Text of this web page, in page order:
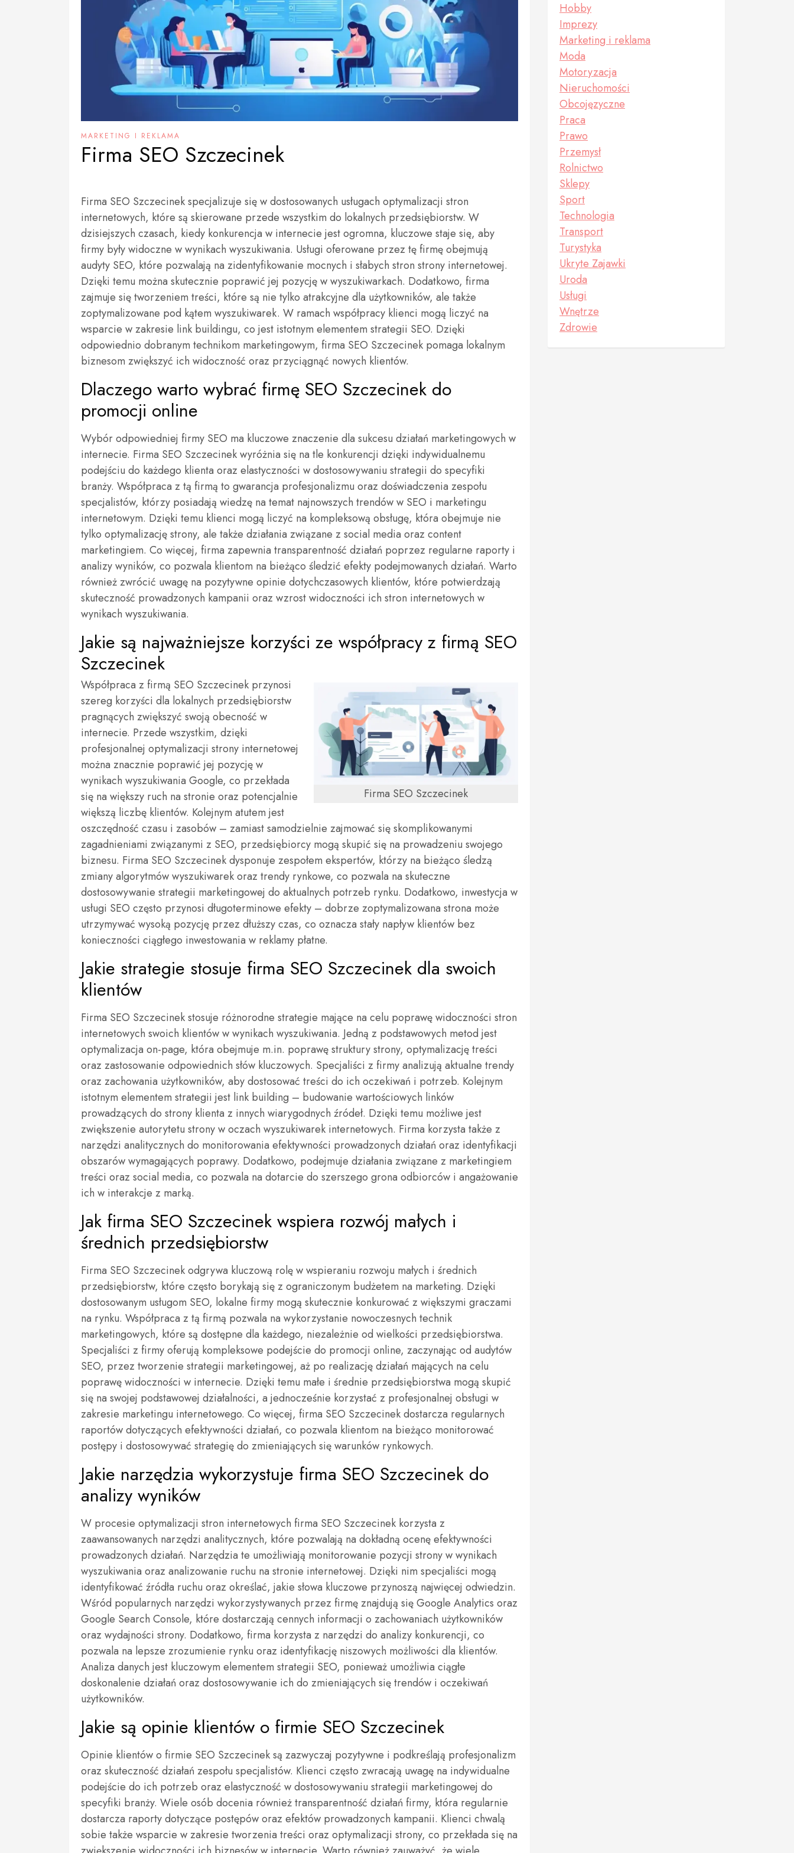
MARKETING I REKLAMA
Firma SEO Szczecinek
Firma SEO Szczecinek specjalizuje się w dostosowanych usługach optymalizacji stron
internetowych, które są skierowane przede wszystkim do lokalnych przedsiębiorstw. W
dzisiejszych czasach, kiedy konkurencja w internecie jest ogromna, kluczowe staje się, aby
firmy były widoczne w wynikach wyszukiwania. Usługi oferowane przez tę firmę obejmują
audyty SEO, które pozwalają na zidentyfikowanie mocnych i słabych stron strony internetowej.
Dzięki temu można skutecznie poprawić jej pozycję w wyszukiwarkach. Dodatkowo, firma
zajmuje się tworzeniem treści, które są nie tylko atrakcyjne dla użytkowników, ale także
zoptymalizowane pod kątem wyszukiwarek. W ramach współpracy klienci mogą liczyć na
wsparcie w zakresie link buildingu, co jest istotnym elementem strategii SEO. Dzięki
odpowiednio dobranym technikom marketingowym, firma SEO Szczecinek pomaga lokalnym
biznesom zwiększyć ich widoczność oraz przyciągnąć nowych klientów.
Dlaczego warto wybrać firmę SEO Szczecinek do
promocji online
Wybór odpowiedniej firmy SEO ma kluczowe znaczenie dla sukcesu działań marketingowych w
internecie. Firma SEO Szczecinek wyróżnia się na tle konkurencji dzięki indywidualnemu
podejściu do każdego klienta oraz elastyczności w dostosowywaniu strategii do specyfiki
branży. Współpraca z tą firmą to gwarancja profesjonalizmu oraz doświadczenia zespołu
specjalistów, którzy posiadają wiedzę na temat najnowszych trendów w SEO i marketingu
internetowym. Dzięki temu klienci mogą liczyć na kompleksową obsługę, która obejmuje nie
tylko optymalizację strony, ale także działania związane z social media oraz content
marketingiem. Co więcej, firma zapewnia transparentność działań poprzez regularne raporty i
analizy wyników, co pozwala klientom na bieżąco śledzić efekty podejmowanych działań. Warto
również zwrócić uwagę na pozytywne opinie dotychczasowych klientów, które potwierdzają
skuteczność prowadzonych kampanii oraz wzrost widoczności ich stron internetowych w
wynikach wyszukiwania.
Jakie są najważniejsze korzyści ze współpracy z firmą SEO
Szczecinek
Firma SEO Szczecinek
Współpraca z firmą SEO Szczecinek przynosi
szereg korzyści dla lokalnych przedsiębiorstw
pragnących zwiększyć swoją obecność w
internecie. Przede wszystkim, dzięki
profesjonalnej optymalizacji strony internetowej
można znacznie poprawić jej pozycję w
wynikach wyszukiwania Google, co przekłada
się na większy ruch na stronie oraz potencjalnie
większą liczbę klientów. Kolejnym atutem jest
oszczędność czasu i zasobów – zamiast samodzielnie zajmować się skomplikowanymi
zagadnieniami związanymi z SEO, przedsiębiorcy mogą skupić się na prowadzeniu swojego
biznesu. Firma SEO Szczecinek dysponuje zespołem ekspertów, którzy na bieżąco śledzą
zmiany algorytmów wyszukiwarek oraz trendy rynkowe, co pozwala na skuteczne
dostosowywanie strategii marketingowej do aktualnych potrzeb rynku. Dodatkowo, inwestycja w
usługi SEO często przynosi długoterminowe efekty – dobrze zoptymalizowana strona może
utrzymywać wysoką pozycję przez dłuższy czas, co oznacza stały napływ klientów bez
konieczności ciągłego inwestowania w reklamy płatne.
Jakie strategie stosuje firma SEO Szczecinek dla swoich
klientów
Firma SEO Szczecinek stosuje różnorodne strategie mające na celu poprawę widoczności stron
internetowych swoich klientów w wynikach wyszukiwania. Jedną z podstawowych metod jest
optymalizacja on-page, która obejmuje m.in. poprawę struktury strony, optymalizację treści
oraz zastosowanie odpowiednich słów kluczowych. Specjaliści z firmy analizują aktualne trendy
oraz zachowania użytkowników, aby dostosować treści do ich oczekiwań i potrzeb. Kolejnym
istotnym elementem strategii jest link building – budowanie wartościowych linków
prowadzących do strony klienta z innych wiarygodnych źródeł. Dzięki temu możliwe jest
zwiększenie autorytetu strony w oczach wyszukiwarek internetowych. Firma korzysta także z
narzędzi analitycznych do monitorowania efektywności prowadzonych działań oraz identyfikacji
obszarów wymagających poprawy. Dodatkowo, podejmuje działania związane z marketingiem
treści oraz social media, co pozwala na dotarcie do szerszego grona odbiorców i angażowanie
ich w interakcje z marką.
Jak firma SEO Szczecinek wspiera rozwój małych i
średnich przedsiębiorstw
Firma SEO Szczecinek odgrywa kluczową rolę w wspieraniu rozwoju małych i średnich
przedsiębiorstw, które często borykają się z ograniczonym budżetem na marketing. Dzięki
dostosowanym usługom SEO, lokalne firmy mogą skutecznie konkurować z większymi graczami
na rynku. Współpraca z tą firmą pozwala na wykorzystanie nowoczesnych technik
marketingowych, które są dostępne dla każdego, niezależnie od wielkości przedsiębiorstwa.
Specjaliści z firmy oferują kompleksowe podejście do promocji online, zaczynając od audytów
SEO, przez tworzenie strategii marketingowej, aż po realizację działań mających na celu
poprawę widoczności w internecie. Dzięki temu małe i średnie przedsiębiorstwa mogą skupić
się na swojej podstawowej działalności, a jednocześnie korzystać z profesjonalnej obsługi w
zakresie marketingu internetowego. Co więcej, firma SEO Szczecinek dostarcza regularnych
raportów dotyczących efektywności działań, co pozwala klientom na bieżąco monitorować
postępy i dostosowywać strategię do zmieniających się warunków rynkowych.
Jakie narzędzia wykorzystuje firma SEO Szczecinek do
analizy wyników
W procesie optymalizacji stron internetowych firma SEO Szczecinek korzysta z
zaawansowanych narzędzi analitycznych, które pozwalają na dokładną ocenę efektywności
prowadzonych działań. Narzędzia te umożliwiają monitorowanie pozycji strony w wynikach
wyszukiwania oraz analizowanie ruchu na stronie internetowej. Dzięki nim specjaliści mogą
identyfikować źródła ruchu oraz określać, jakie słowa kluczowe przynoszą najwięcej odwiedzin.
Wśród popularnych narzędzi wykorzystywanych przez firmę znajdują się Google Analytics oraz
Google Search Console, które dostarczają cennych informacji o zachowaniach użytkowników
oraz wydajności strony. Dodatkowo, firma korzysta z narzędzi do analizy konkurencji, co
pozwala na lepsze zrozumienie rynku oraz identyfikację niszowych możliwości dla klientów.
Analiza danych jest kluczowym elementem strategii SEO, ponieważ umożliwia ciągłe
doskonalenie działań oraz dostosowywanie ich do zmieniających się trendów i oczekiwań
użytkowników.
Jakie są opinie klientów o firmie SEO Szczecinek
Opinie klientów o firmie SEO Szczecinek są zazwyczaj pozytywne i podkreślają profesjonalizm
oraz skuteczność działań zespołu specjalistów. Klienci często zwracają uwagę na indywidualne
podejście do ich potrzeb oraz elastyczność w dostosowywaniu strategii marketingowej do
specyfiki branży. Wiele osób docenia również transparentność działań firmy, która regularnie
dostarcza raporty dotyczące postępów oraz efektów prowadzonych kampanii. Klienci chwalą
sobie także wsparcie w zakresie tworzenia treści oraz optymalizacji strony, co przekłada się na
Hobby
Imprezy
Marketing i reklama
Moda
Motoryzacja
Nieruchomości
Obcojęzyczne
Praca
Prawo
Przemysł
Rolnictwo
Sklepy
Sport
Technologia
Transport
Turystyka
Ukryte Zajawki
Uroda
Usługi
Wnętrze
Zdrowie